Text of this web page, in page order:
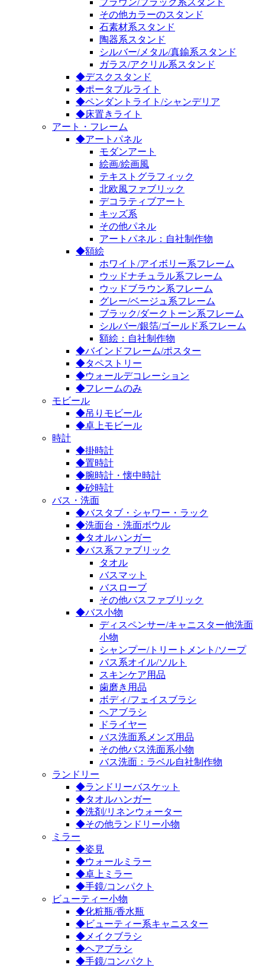
ブラウン/ブラック系スタンド
その他カラーのスタンド
石素材系スタンド
陶器系スタンド
シルバー/メタル/真鍮系スタンド
ガラス/アクリル系スタンド
◆デスクスタンド
◆ポータブルライト
◆ペンダントライト/シャンデリア
◆床置きライト
アート・フレーム
◆アートパネル
モダンアート
絵画/絵画風
テキストグラフィック
北欧風ファブリック
デコラティブアート
キッズ系
その他パネル
アートパネル：自社制作物
◆額絵
ホワイト/アイボリー系フレーム
ウッドナチュラル系フレーム
ウッドブラウン系フレーム
グレー/ベージュ系フレーム
ブラック/ダークトーン系フレーム
シルバー/銀箔/ゴールド系フレーム
額絵：自社制作物
◆バインドフレーム/ポスター
◆タペストリー
◆ウォールデコレーション
◆フレームのみ
モビール
◆吊りモビール
◆卓上モビール
時計
◆掛時計
◆置時計
◆腕時計・懐中時計
◆砂時計
バス・洗面
◆バスタブ・シャワー・ラック
◆洗面台・洗面ボウル
◆タオルハンガー
◆バス系ファブリック
タオル
バスマット
バスローブ
その他バスファブリック
◆バス小物
ディスペンサー/キャニスター他洗面
小物
シャンプー/トリートメント/ソープ
バス系オイル/ソルト
スキンケア用品
歯磨き用品
ボディ/フェイスブラシ
ヘアブラシ
ドライヤー
バス洗面系メンズ用品
その他バス洗面系小物
バス洗面：ラベル自社制作物
ランドリー
◆ランドリーバスケット
◆タオルハンガー
◆洗剤/リネンウォーター
◆その他ランドリー小物
ミラー
◆姿見
◆ウォールミラー
◆卓上ミラー
◆手鏡/コンパクト
ビューティー小物
◆化粧瓶/香水瓶
◆ビューティー系キャニスター
◆メイクブラシ
◆ヘアブラシ
◆手鏡/コンパクト